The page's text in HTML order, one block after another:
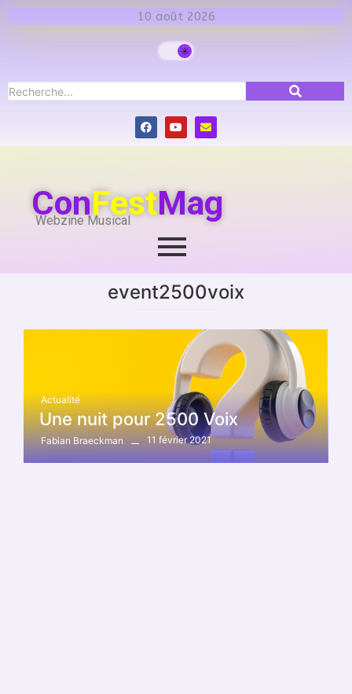
10 août 2026
ConFestMag
Webzine Musical
event2500voix
Actualité
Une nuit pour 2500 Voix
Fabian Braeckman 11 février 2021